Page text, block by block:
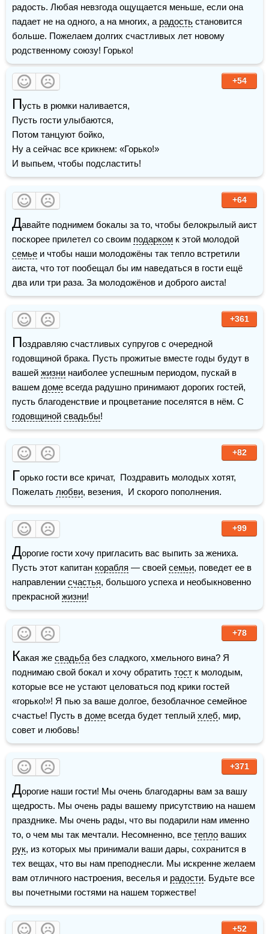
радость. Любая невзгода ощущается меньше, если она
падает не на одного, а на многих, а радость становится
больше. Пожелаем долгих счастливых лет новому
родственному союзу! Горько!
+54
Пусть в рюмки наливается,
Пусть гости улыбаются,
Потом танцуют бойко,
Ну а сейчас все крикнем: «Горько!»
+64
Давайте поднимем бокалы за то, чтобы белокрылый аист
поскорее прилетел со своим подарком
семье и чтобы наши молодожёны так тепло встретили
аиста, что тот пообещал бы им наведаться в гости ещё
два или три раза. За молодожёнов и доброго аиста!
+361
Поздравляю счастливых супругов с очередной
годовщиной брака. Пусть прожитые вместе годы будут в
вашей жизни наиболее успешным периодом, пускай в
вашем доме всегда радушно принимают дорогих гостей,
годовщиной свадьбы!
+82
Горько гости все кричат,  Поздравить молодых хотят,
Пожелать любви, везения,  И скорого пополнения.
+99
Дорогие гости хочу пригласить вас выпить за жениха.
Пусть этот капитан корабля — своей семьи, поведет ее в
направлении счастья, большого успеха и необыкновенно
прекрасной жизни!
+78
Какая же свадьба без сладкого, хмельного вина? Я
поднимаю свой бокал и хочу обратить тост к молодым,
которые все не устают целоваться под крики гостей
«горько!»! Я пью за ваше долгое, безоблачное семейное
счастье! Пусть в доме всегда будет теплый хлеб, мир,
совет и любовь!
+371
Дорогие наши гости! Мы очень благодарны вам за вашу
щедрость. Мы очень рады вашему присутствию на нашем
празднике. Мы очень рады, что вы подарили нам именно
то, о чем мы так мечтали. Несомненно, все тепло
рук, из которых мы принимали ваши дары, сохранится в
тех вещах, что вы нам преподнесли. Мы искренне желаем
вам отличного настроения, веселья и радости. Будьте все
вы почетными гостями на нашем торжестве!
+52